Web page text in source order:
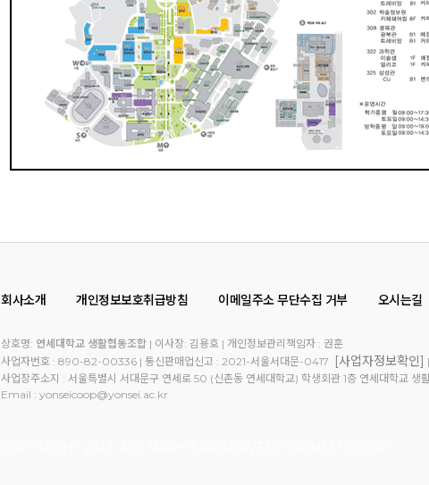
회사소개 개인정보보호취급방침 이메일주소 무단수집 거부 오시는길
상호명: 연세대학교 생활협동조합 | 이사장: 김용호 | 개인정보관리책임자 : 권훈
사업자번호 : 890-82-00336 | 통신판매업신고 : 2021-서울서대문-0417 [사업자정보확인]
사업장주소지 : 서울특별시 서대문구 연세로 50 (신촌동 연세대학교) 학생회관 1층 연세대학교
Email : yonseicoop@yonsei.ac.kr